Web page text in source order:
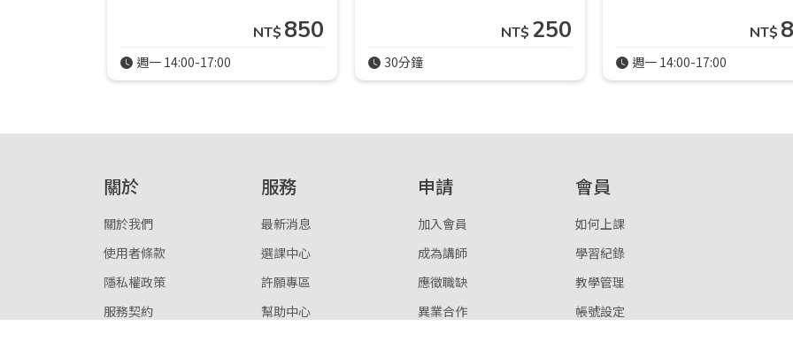
NT$ 850
週一 14:00-17:00
NT$ 250
30分鐘
NT$
週一 14:00-17:00
關於
關於我們
使用者條款
隱私權政策
服務契約
服務
最新消息
選課中心
許願專區
幫助中心
申請
加入會員
成為講師
應徵職缺
異業合作
會員
如何上課
學習紀錄
教學管理
帳號設定